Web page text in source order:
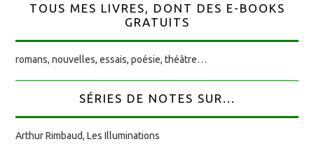
TOUS MES LIVRES, DONT DES E-BOOKS
GRATUITS
romans, nouvelles, essais, poésie, théâtre…
SÉRIES DE NOTES SUR...
Arthur Rimbaud, Les Illuminations